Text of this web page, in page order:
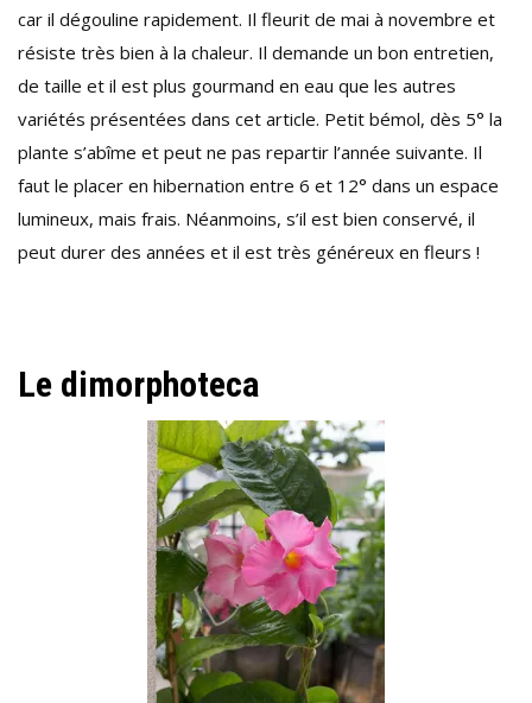
car il dégouline rapidement. Il fleurit de mai à novembre et
résiste très bien à la chaleur. Il demande un bon entretien,
de taille et il est plus gourmand en eau que les autres
variétés présentées dans cet article. Petit bémol, dès 5° la
plante s’abîme et peut ne pas repartir l’année suivante. Il
faut le placer en hibernation entre 6 et 12° dans un espace
lumineux, mais frais. Néanmoins, s’il est bien conservé, il
peut durer des années et il est très généreux en fleurs !
Le dimorphoteca